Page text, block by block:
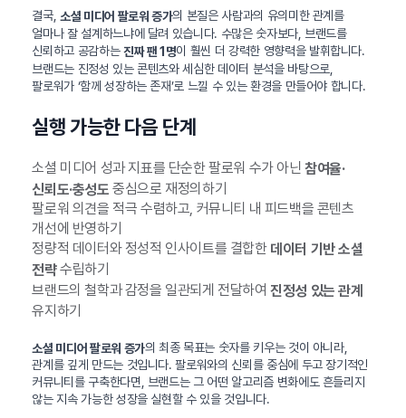
결국, 소셜 미디어 팔로워 증가의 본질은 사람과의 유의미한 관계를
얼마나 잘 설계하느냐에 달려 있습니다. 수많은 숫자보다, 브랜드를
신뢰하고 공감하는진짜 팬 1명이 훨씬 더 강력한 영향력을 발휘합니다.
브랜드는 진정성 있는 콘텐츠와 세심한 데이터 분석을 바탕으로,
팔로워가 ‘함께 성장하는 존재’로 느낄 수 있는 환경을 만들어야 합니다.
실행 가능한 다음 단계
소셜 미디어 성과 지표를 단순한 팔로워 수가 아닌참여율·
신뢰도·충성도 중심으로 재정의하기
팔로워 의견을 적극 수렴하고, 커뮤니티 내 피드백을 콘텐츠
개선에 반영하기
정량적 데이터와 정성적 인사이트를 결합한 데이터 기반 소셜
전략수립하기
브랜드의 철학과 감정을 일관되게 전달하여진정성 있는 관계
유지하기
소셜 미디어 팔로워 증가의 최종 목표는 숫자를 키우는 것이 아니라,
관계를 깊게 만드는 것입니다. 팔로워와의 신뢰를 중심에 두고 장기적인
커뮤니티를 구축한다면, 브랜드는 그 어떤 알고리즘 변화에도 흔들리지
않는 지속 가능한 성장을 실현할 수 있을 것입니다.